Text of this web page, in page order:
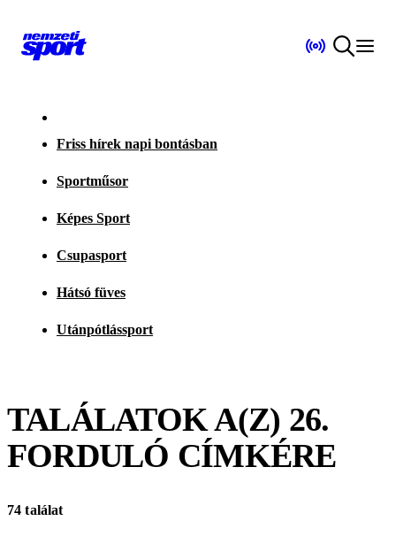
Friss hírek napi bontásban
Sportműsor
Képes Sport
Csupasport
Hátsó füves
Utánpótlássport
TALÁLATOK A(Z) 26.
FORDULÓ CÍMKÉRE
74 találat